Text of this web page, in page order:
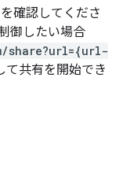
確認してくださ
御したい場合
share?url={url-
て共有を開始でき